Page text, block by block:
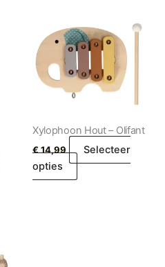
Xylophoon Hout – Olifant
€14,99
Selecteer
opties